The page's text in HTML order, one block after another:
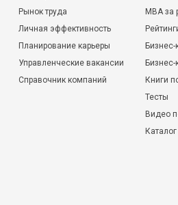
Рынок труда
Личная эффективность
Планирование карьеры
Управленческие вакансии
Справочник компаний
MBA
Бизнес-
Книги
Тесты
Видео